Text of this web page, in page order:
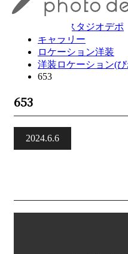
フォトスタジオデポ
ギャラリー
ロケーション洋装
洋装ロケーション(
653
653
2024.6.6